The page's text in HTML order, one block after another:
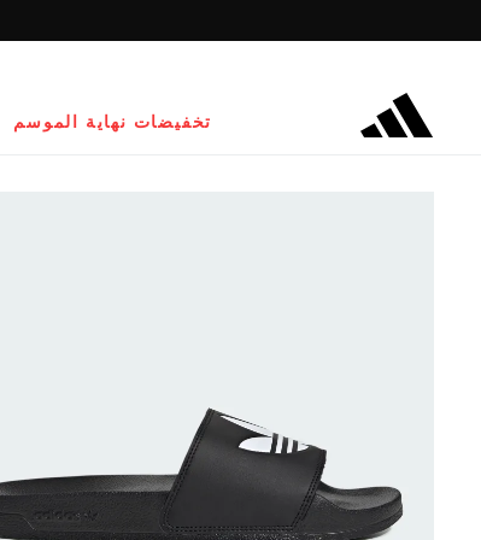
تخفيضات نهاية الموسم